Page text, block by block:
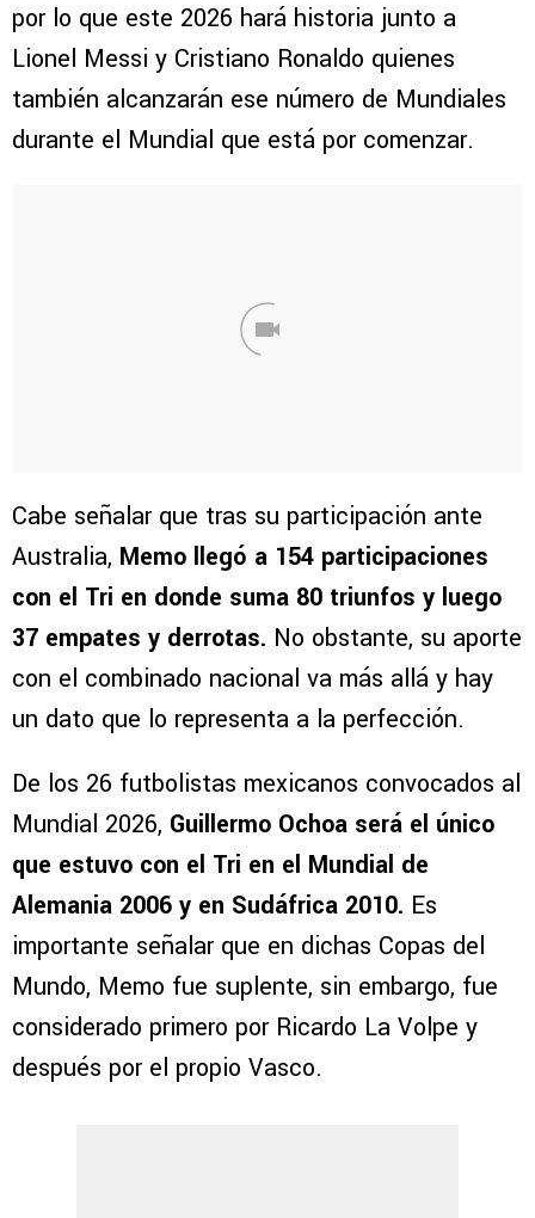
por lo que este 2026 hará historia junto a
Lionel Messi y Cristiano Ronaldo quienes
también alcanzarán ese número de Mundiales
durante el Mundial que está por comenzar.
Cabe señalar que tras su participación ante
Australia, Memo llegó a 154 participaciones
con el Tri en donde suma 80 triunfos y luego
37 empates y derrotas. No obstante, su aporte
con el combinado nacional va más allá y hay
un dato que lo representa a la perfección.
De los 26 futbolistas mexicanos convocados al
Mundial 2026, Guillermo Ochoa será el único
que estuvo con el Tri en el Mundial de
Alemania 2006 y en Sudáfrica 2010. Es
importante señalar que en dichas Copas del
Mundo, Memo fue suplente, sin embargo, fue
considerado primero por Ricardo La Volpe y
después por el propio Vasco.